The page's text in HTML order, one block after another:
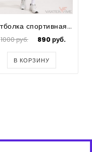
Футболка спортивная для футбола мужская Prima
1000 руб. 890 руб.
В КОРЗИНУ